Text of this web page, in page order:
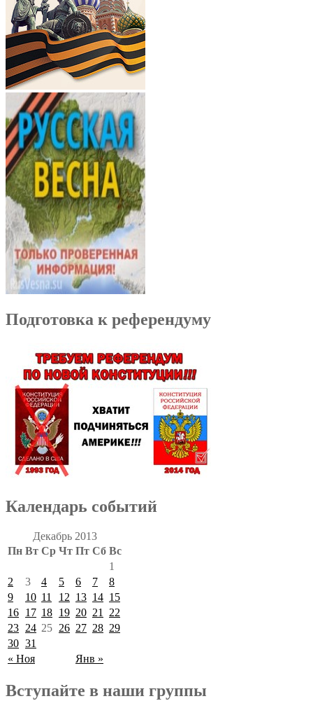
Подготовка к референдуму
Календарь событий
Декабрь 2013
Пн Вт Ср Чт Пт Сб Вс
« Ноя Янв »
1
2
3 4 5 6 7
8
9
10 11 12 13 14 15
16 17 18 19 20 21
22
23 24 25 26 27 28 29
30 31
Вступайте в наши группы